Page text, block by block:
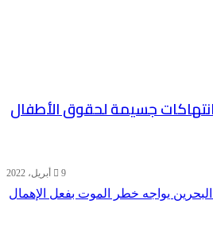
جسيمة لحقوق الأطفال
9 أبريل، 2022